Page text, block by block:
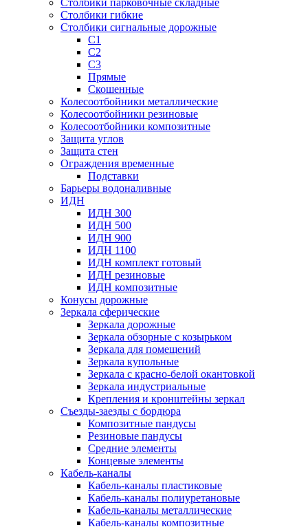
Столбики парковочные складные
Столбики гибкие
Столбики сигнальные дорожные
С1
С2
С3
Прямые
Скошенные
Колесоотбойники металлические
Колесоотбойники резиновые
Колесоотбойники композитные
Защита углов
Защита стен
Ограждения временные
Подставки
Барьеры водоналивные
ИДН
ИДН 300
ИДН 500
ИДН 900
ИДН 1100
ИДН комплект готовый
ИДН резиновые
ИДН композитные
Конусы дорожные
Зеркала сферические
Зеркала дорожные
Зеркала обзорные с козырьком
Зеркала для помещений
Зеркала купольные
Зеркала с красно-белой окантовкой
Зеркала индустриальные
Крепления и кронштейны зеркал
Съезды-заезды с бордюра
Композитные пандусы
Резиновые пандусы
Средние элементы
Концевые элементы
Кабель-каналы
Кабель-каналы пластиковые
Кабель-каналы полиуретановые
Кабель-каналы металлические
Кабель-каналы композитные